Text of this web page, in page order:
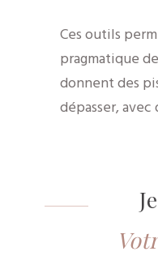
Ces outils
pragmatique
donnent des
dépasser,